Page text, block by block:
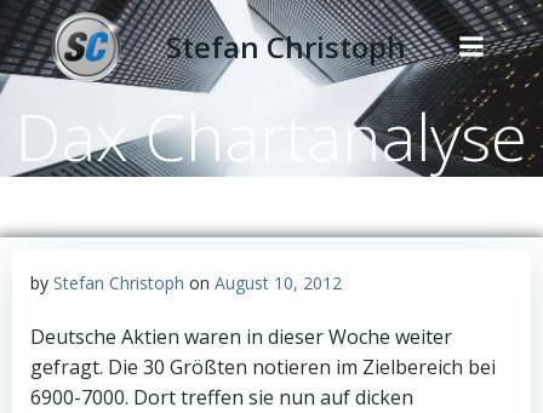
Zum
Inhalt
springen
Stefan Christoph
Dax Chartanalyse
by Stefan Christoph on August 10, 2012
Deutsche Aktien waren in dieser Woche weiter
gefragt. Die 30 Größten notieren im Zielbereich bei
6900-7000. Dort treffen sie nun auf dicken